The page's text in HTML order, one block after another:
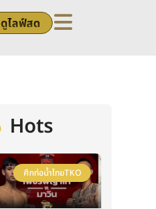
ดูไลฟ์สด
Hots
ศึกท่อน้ำไทยTKO